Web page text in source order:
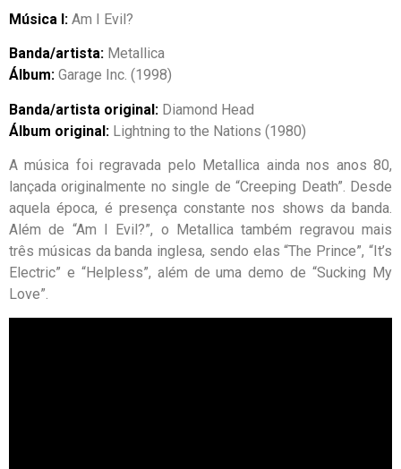
Música I: Am I Evil?
Banda/artista: Metallica
Álbum: Garage Inc. (1998)
Banda/artista original: Diamond Head
Álbum original: Lightning to the Nations (1980)
A música foi regravada pelo Metallica ainda nos anos 80,
lançada originalmente no single de “Creeping Death”. Desde
aquela época, é presença constante nos shows da banda.
Além de “Am I Evil?”, o Metallica também regravou mais
três músicas da banda inglesa, sendo elas “The Prince”, “It’s
Electric” e “Helpless”, além de uma demo de “Sucking My
Love”.